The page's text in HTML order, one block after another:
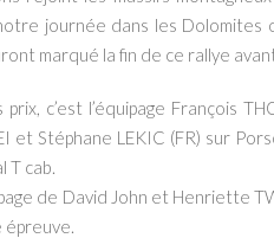
journée dans les Dolomites
marqué la fin de ce rallye
c’est l’équipage François
et Stéphane LEKIC (FR) sur
T cab.
de David John et Henriette
épreuve.